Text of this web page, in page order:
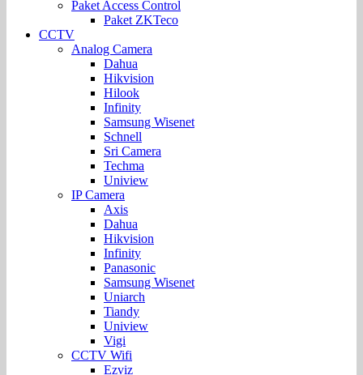
Paket Access Control
Paket ZKTeco
CCTV
Analog Camera
Dahua
Hikvision
Hilook
Infinity
Samsung Wisenet
Schnell
Sri Camera
Techma
Uniview
IP Camera
Axis
Dahua
Hikvision
Infinity
Panasonic
Samsung Wisenet
Uniarch
Tiandy
Uniview
Vigi
CCTV Wifi
Ezviz